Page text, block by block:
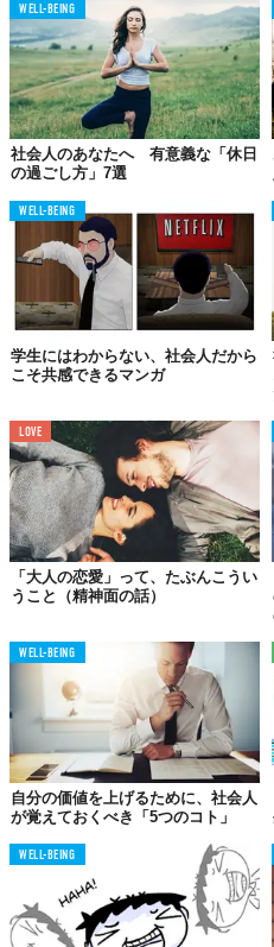
WELL-BEING
社会人のあなたへ 有意義な「休日
の過ごし方」7選
WELL-BEING
学生にはわからない、社会人だから
こそ共感できるマンガ
LOVE
「大人の恋愛」って、たぶんこうい
うこと（精神面の話）
WELL-BEING
自分の価値を上げるために、社会人
が覚えておくべき「5つのコト」
WELL-BEING